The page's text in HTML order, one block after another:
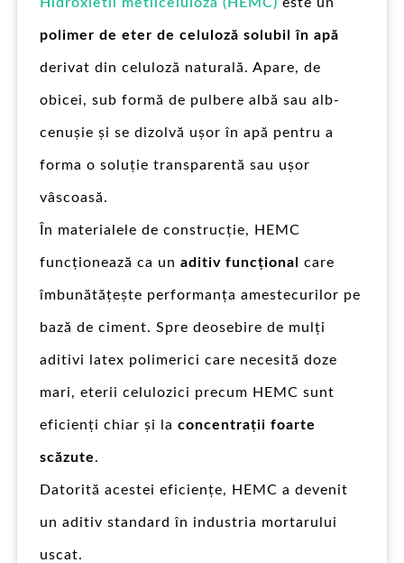
polimer de eter de celuloză solubil în apă
derivat din celuloză naturală. Apare, de
obicei, sub formă de pulbere albă sau alb-
cenușie și se dizolvă ușor în apă pentru a
forma o soluție transparentă sau ușor
vâscoasă.
În materialele de construcție, HEMC
funcționează ca un aditiv funcțional care
îmbunătățește performanța amestecurilor pe
bază de ciment. Spre deosebire de mulți
aditivi latex polimerici care necesită doze
mari, eterii celulozici precum HEMC sunt
eficienți chiar și la concentrații foarte
scăzute.
Datorită acestei eficiențe, HEMC a devenit
un aditiv standard în industria mortarului
uscat.